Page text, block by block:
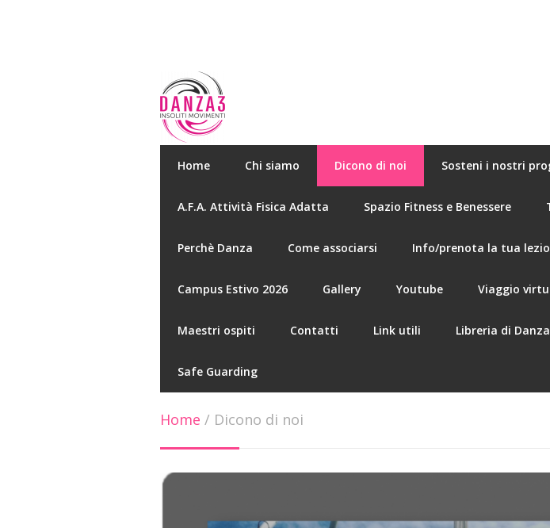
Home Chi siamo Dicono di noi Sosteni i nostri
A.F.A. Attività Fisica Adatta Spazio Fitness e Benessere
Perchè Danza Come associarsi Info/prenota la tua
Campus Estivo 2026 Gallery Youtube Viaggio
Maestri ospiti Contatti Link utili Libreria di
Safe Guarding
Home / Dicono di noi